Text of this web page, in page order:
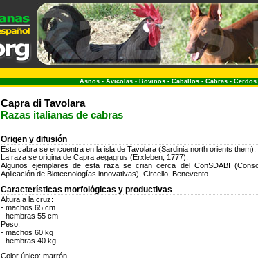
Asnos - Avicolas - Bovinos - Caballos - Cabras - Cerdos
Capra di Tavolara
Razas italianas de cabras
Origen y difusión
Esta cabra se encuentra en la isla de Tavolara (Sardinia north orients them).
La raza se origina de Capra aegagrus (Erxleben, 1777).
Algunos ejemplares de esta raza se crian cerca del ConSDABI
Aplicación de Biotecnologías innovativas), Circello, Benevento.
Características morfológicas y productivas
Altura a la cruz:
- machos 65 cm
- hembras 55 cm
Peso:
- machos 60 kg
- hembras 40 kg
Color único: marrón.